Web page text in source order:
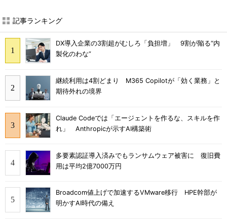
記事ランキング
DX導入企業の3割超がむしろ「負担増」 9割が陥る“内
製化のわな”
継続利用は4割どまり M365 Copilotが「効く業務」と
期待外れの境界
Claude Codeでは「エージェントを作るな、スキルを作
れ」 Anthropicが示すAI構築術
多要素認証導入済みでもランサムウェア被害に 復旧費
用は平均2億7000万円
Broadcom値上げで加速するVMware移行 HPE幹部が
明かすAI時代の備え